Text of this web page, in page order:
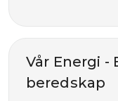
Vår Energi -
beredskap